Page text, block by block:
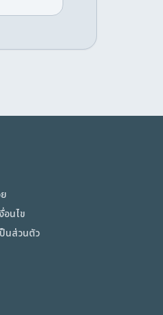
อนไข
นส่วนตัว